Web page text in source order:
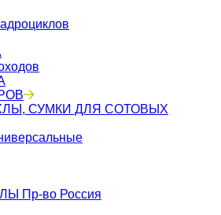
СУМКИ ДЛЯ СОТОВЫХ
Пр-во Россия